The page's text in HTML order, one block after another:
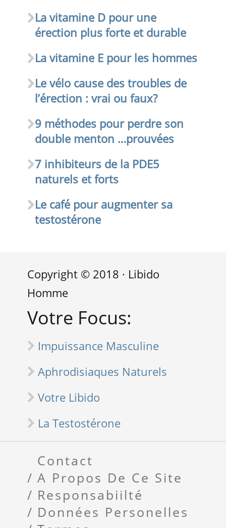
La vitamine D pour une
érection plus forte et durable
La vitamine E pour les hommes
Le vélo cause des troubles de
l’érection : vrai ou faux?
9 méthodes pour perdre son
double menton …prouvées
7 inhibiteurs de la PDE5
naturels et forts
Le café pour augmenter sa
testostérone
Copyright © 2018 · Libido
Homme
Votre Focus:
Impuissance Masculine
Aphrodisiaques Naturels
Votre Libido
La Testostérone
Contact
A Propos De Ce Site
Responsabiilté
Données Personelles